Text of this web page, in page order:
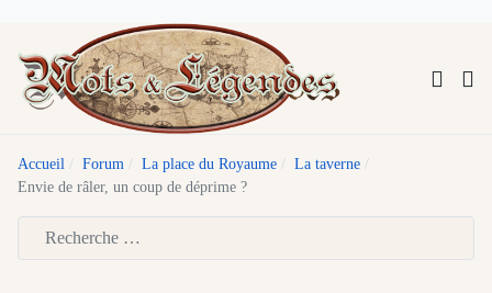
Accueil Forum La place du Royaume
La taverne
Envie de râler, un coup de déprime ?